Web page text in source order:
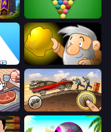
Mage Castle Idle Defense Pool Bubbles
Gold Miner
Earn to Die: Zombie Ride